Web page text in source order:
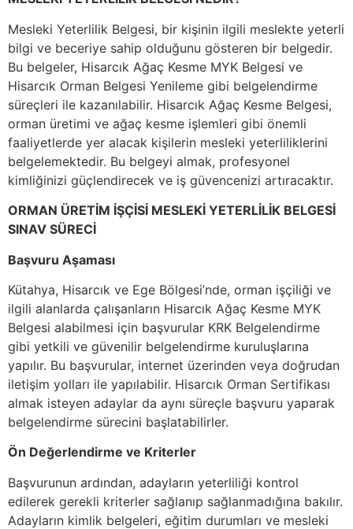
Mesleki Yeterlilik Belgesi, bir kişinin ilgili meslekte yeterli
bilgi ve beceriye sahip olduğunu gösteren bir belgedir.
Bu belgeler, Hisarcık Ağaç Kesme MYK Belgesi ve
Hisarcık Orman Belgesi Yenileme gibi belgelendirme
süreçleri ile kazanılabilir. Hisarcık Ağaç Kesme Belgesi,
orman üretimi ve ağaç kesme işlemleri gibi önemli
faaliyetlerde yer alacak kişilerin mesleki yeterliliklerini
belgelemektedir. Bu belgeyi almak, profesyonel
kimliğinizi güçlendirecek ve iş güvencenizi artıracaktır.
ORMAN ÜRETİM İŞÇİSİ MESLEKİ YETERLİLİK BELGESİ
SINAV SÜRECİ
Başvuru Aşaması
Kütahya, Hisarcık ve Ege Bölgesi’nde, orman işçiliği ve
ilgili alanlarda çalışanların Hisarcık Ağaç Kesme MYK
Belgesi alabilmesi için başvurular KRK Belgelendirme
gibi yetkili ve güvenilir belgelendirme kuruluşlarına
yapılır. Bu başvurular, internet üzerinden veya doğrudan
iletişim yolları ile yapılabilir. Hisarcık Orman Sertifikası
almak isteyen adaylar da aynı süreçle başvuru yaparak
belgelendirme sürecini başlatabilirler.
Ön Değerlendirme ve Kriterler
Başvurunun ardından, adayların yeterliliği kontrol
edilerek gerekli kriterler sağlanıp sağlanmadığına bakılır.
Adayların kimlik belgeleri, eğitim durumları ve mesleki